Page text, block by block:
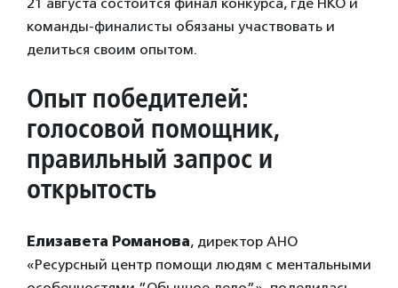
команды-финалисты обязаны участвовать и
делиться своим опытом.
Опыт победителей:
голосовой помощник,
правильный запрос и
открытость
Елизавета Романова, директор АНО
«Ресурсный центр помощи людям с ментальными